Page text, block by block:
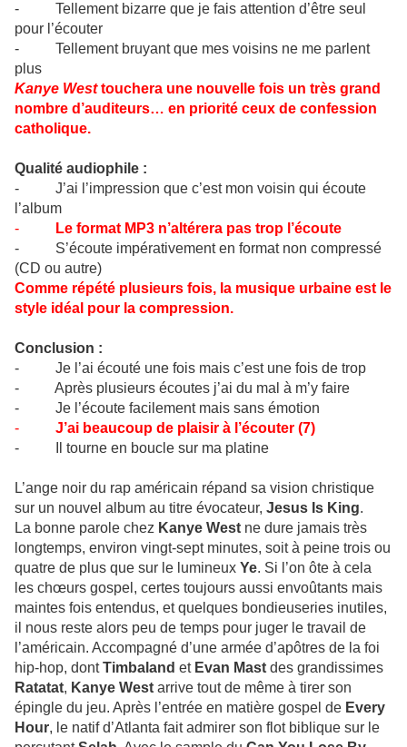
- Tellement bizarre que je fais attention d’être seul
pour l’écouter
- Tellement bruyant que mes voisins ne me parlent
plus
Kanye Westtouchera une nouvelle fois un très grand
nombre d’auditeurs… en priorité ceux de confession
catholique.
Qualité audiophile :
- J’ai l’impression que c’est mon voisin qui écoute
l’album
-
Le format MP3 n’altérera pas trop l’écoute
- S’écoute impérativement en format non compressé
(CD ou autre)
Comme répété plusieurs fois, la musique urbaine est le
style idéal pour la compression.
Conclusion :
- Je l’ai écouté une fois mais c’est une fois de trop
- Après plusieurs écoutes j’ai du mal à m’y faire
- Je l’écoute facilement mais sans émotion
- J’ai beaucoup de plaisir à l’écouter (7)
- Il tourne en boucle sur ma platine
L’ange noir du rap américain répand sa vision christique
sur un nouvel album au titre évocateur, Jesus Is King.
La bonne parole chez Kanye West ne dure jamais très
longtemps, environ vingt-sept minutes, soit à peine trois ou
quatre de plus que sur le lumineux Ye. Si l’on ôte à cela
les chœurs gospel, certes toujours aussi envoûtants mais
maintes fois entendus, et quelques bondieuseries inutiles,
il nous reste alors peu de temps pour juger le travail de
l’américain. Accompagné d’une armée d’apôtres de la foi
hip-hop, dontTimbaland et Evan Mast des grandissimes
Ratatat, Kanye West arrive tout de même à tirer son
épingle du jeu. Après l’entrée en matière gospel de Every
Hour, le natif d’Atlanta fait admirer son flot biblique sur le